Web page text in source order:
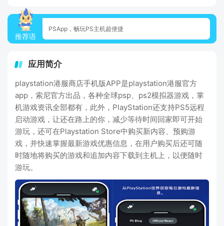
推荐语
PSApp，畅玩PS主机超便捷
应用简介
playstation港服商店手机版APP是playstation港服官方
app，索尼官方出品，各种全球psp、ps2模拟器游戏，掌
机游戏资讯全部都有，此外，PlayStation还支持PS5远程
启动游戏，让还在路上的你，减少等待时间回家即可开始
游玩，还可在Playstation Store中购买新内容、预购游
戏，并快速掌握最新游戏优惠信息，在用户购买后还可随
时随地将购买的游戏和追加内容下载到主机上，以便随时
游玩。